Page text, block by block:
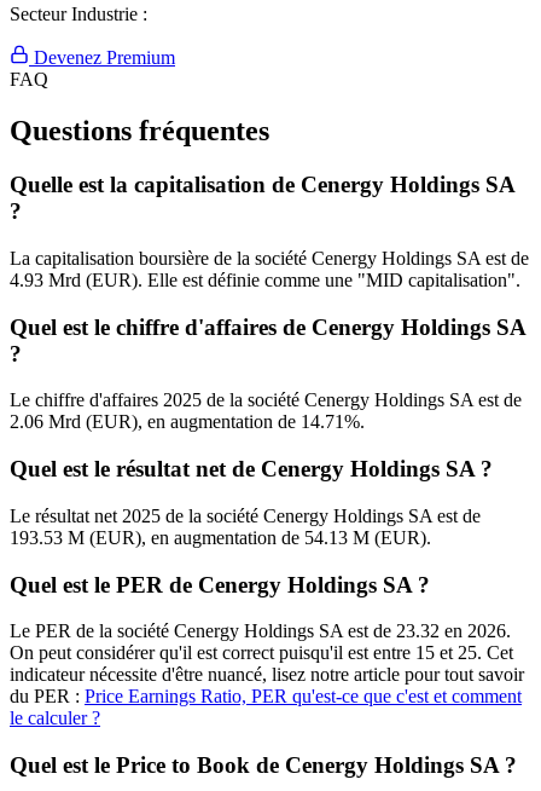
Secteur Industrie :
Devenez Premium
FAQ
Questions fréquentes
Quelle est la capitalisation de Cenergy Holdings SA
?
La capitalisation boursière de la société Cenergy Holdings SA est de
4.93 Mrd (EUR). Elle est définie comme une "MID capitalisation".
Quel est le chiffre d'affaires de Cenergy Holdings SA
?
Le chiffre d'affaires 2025 de la société Cenergy Holdings SA est de
2.06 Mrd (EUR), en augmentation de 14.71%.
Quel est le résultat net de Cenergy Holdings SA ?
Le résultat net 2025 de la société Cenergy Holdings SA est de
193.53 M (EUR), en augmentation de 54.13 M (EUR).
Quel est le PER de Cenergy Holdings SA ?
Le PER de la société Cenergy Holdings SA est de 23.32 en 2026.
On peut considérer qu'il est correct puisqu'il est entre 15 et 25. Cet
indicateur nécessite d'être nuancé, lisez notre article pour tout savoir
du PER : Price Earnings Ratio, PER qu'est-ce que c'est et comment
le calculer ?
Quel est le Price to Book de Cenergy Holdings SA ?